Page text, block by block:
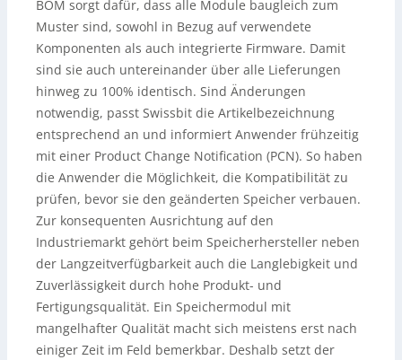
BOM sorgt dafür, dass alle Module baugleich zum
Muster sind, sowohl in Bezug auf verwendete
Komponenten als auch integrierte Firmware. Damit
sind sie auch untereinander über alle Lieferungen
hinweg zu 100% identisch. Sind Änderungen
notwendig, passt Swissbit die Artikelbezeichnung
entsprechend an und informiert Anwender frühzeitig
mit einer Product Change Notification (PCN). So haben
die Anwender die Möglichkeit, die Kompatibilität zu
prüfen, bevor sie den geänderten Speicher verbauen.
Zur konsequenten Ausrichtung auf den
Industriemarkt gehört beim Speicherhersteller neben
der Langzeitverfügbarkeit auch die Langlebigkeit und
Zuverlässigkeit durch hohe Produkt- und
Fertigungsqualität. Ein Speichermodul mit
mangelhafter Qualität macht sich meistens erst nach
einiger Zeit im Feld bemerkbar. Deshalb setzt der